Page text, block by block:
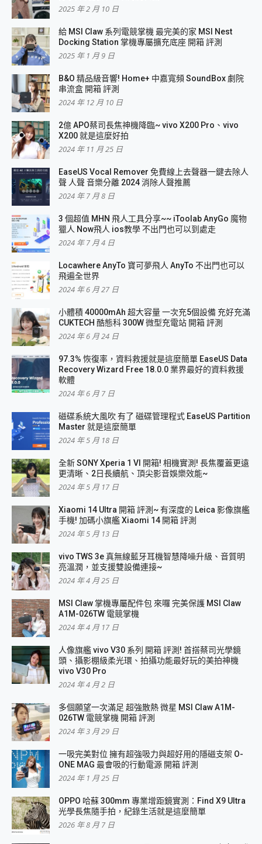
2025 年 2 月 10 日
給 MSI Claw 系列電競掌機 最完美的家 MSI Nest
Docking Station 掌機專屬擴充底座 開箱 評測
2025 年 1 月 9 日
B&O 精品級音響! Home+ 中嘉寬頻 SoundBox 劇院
串流盒 開箱 評測
2024 年 12 月 10 日
2億 APO蔡司長焦神機降臨~ vivo X200 Pro、vivo
X200 就是這麼好拍
2024 年 11 月 25 日
EaseUS Vocal Remover 免費線上去聲器一鍵去除人
聲 人聲 音樂分離 2024 消除人聲推薦
2024 年 7 月 8 日
3 個超值 MHN 飛人工具分享~~ iToolab AnyGo 魔物
獵人 Now飛人 ios教學 不出門也可以到處走
2024 年 7 月 4 日
Locawhere AnyTo 寶可夢飛人 AnyTo 不出門也可以
飛遍全世界
2024 年 6 月 27 日
小體積 40000mAh 超大容量 一次充5個設備 充好充滿
CUKTECH 酷態科 300W 微型充電站 開箱 評測
2024 年 6 月 24 日
97.3% 恢復率，資料救援就是這麼簡單 EaseUS Data
Recovery Wizard Free 18.0.0 業界最好的資料救援
軟體
2024 年 6 月 7 日
磁碟系統大風吹 有了 磁碟管理程式 EaseUS Partition
Master 就是這麼簡單
2024 年 5 月 18 日
全新 SONY Xperia 1 VI 開箱! 相機實測! 長焦覆蓋更遠
更清晰、2日長續航、頂尖影音娛樂效能~
2024 年 5 月 17 日
Xiaomi 14 Ultra 開箱 評測~ 有深度的 Leica 影像旗艦
手機! 加碼小旗艦 Xiaomi 14 開箱 評測
2024 年 5 月 13 日
vivo TWS 3e 真無線藍牙耳機智慧降噪升級、音質明
亮溫潤，並支援雙設備連接~
2024 年 4 月 25 日
MSI Claw 掌機專屬配件包 來囉 完美保護 MSI Claw
A1M-026TW 電競掌機
2024 年 4 月 17 日
人像旗艦 vivo V30 系列 開箱 評測! 首搭蔡司光學鏡
頭、攝影棚級柔光環、拍攝功能最好玩的美拍神機
vivo V30 Pro
2024 年 4 月 2 日
多個願望一次滿足 超強散熱 微星 MSI Claw A1M-
026TW 電競掌機 開箱 評測
2024 年 3 月 29 日
一吸完美對位 擁有超強吸力與超好用的隱磁支架 O-
ONE MAG 最會吸的行動電源 開箱 評測
2024 年 1 月 25 日
OPPO 哈蘇 300mm 專業增距鏡實測：Find X9 Ultra
光學長焦隨手拍，紀錄生活就是這麼簡單
2026 年 8 月 7 日